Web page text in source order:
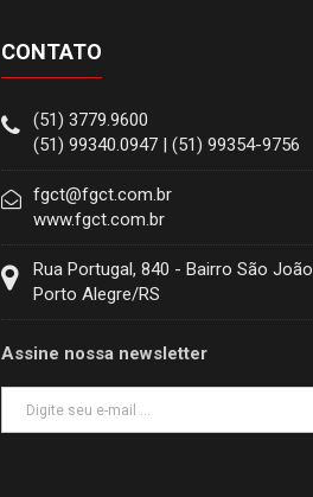
CONTATO
(51) 3779.9600
(51) 99340.0947 | (51) 99354-9756
fgct@fgct.com.br
www.fgct.com.br
Rua Portugal, 840 - Bairro São João
Porto Alegre/RS
Assine nossa newsletter